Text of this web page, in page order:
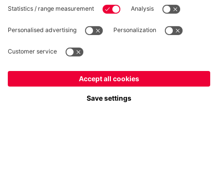
Intimité
Paramètres des cookies
*Les prix incluent la TVA et excluent les frais d'expédition
© FC Bayern München AG
FC Bayern München AG, Säbener Str. 51-57, 81547 München
Francepour y livrer!
Mondialpour y livrer!